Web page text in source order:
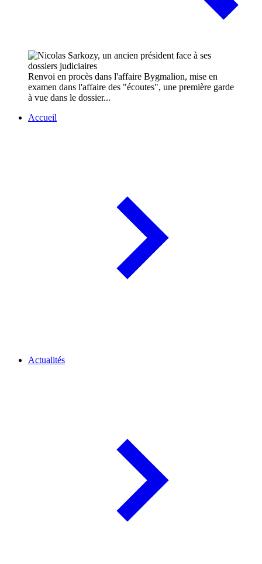
Renvoi en procès dans l'affaire Bygmalion, mise en
examen dans l'affaire des "écoutes", une première garde
à vue dans le dossier...
Accueil
Actualités